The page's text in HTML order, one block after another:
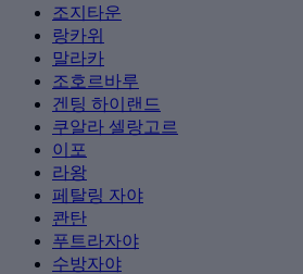
조지타운
랑카위
말라카
조호르바루
겐팅 하이랜드
쿠알라 셀랑고르
이포
라왕
페탈링 자야
콴탄
푸트라자야
수방자야